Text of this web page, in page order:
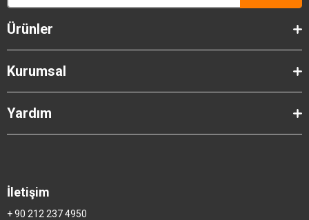
Ürünler
Kurumsal
Yardım
İletişim
+ 90 212 237 4950